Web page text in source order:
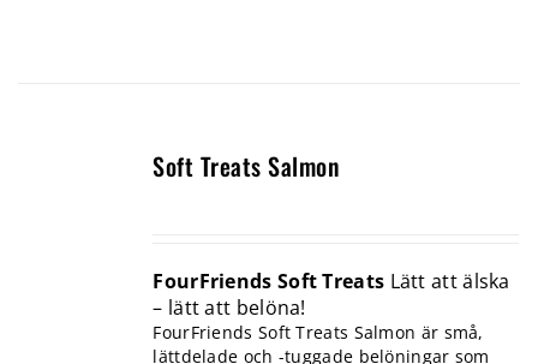
Soft Treats Salmon
FourFriends Soft Treats Lätt att älska
– lätt att belöna!
FourFriends Soft Treats Salmon är små,
lättdelade och -tuggade belöningar som